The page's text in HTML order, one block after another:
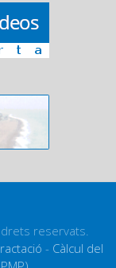
drets reservats.
- Càlcul del